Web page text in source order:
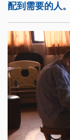
配到需要的人。